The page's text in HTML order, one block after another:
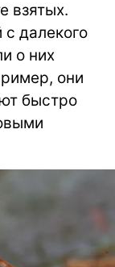
взятых.
с далекого
о них
они
быстро